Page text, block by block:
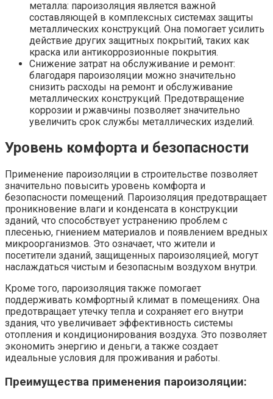
металла: пароизоляция является важной
составляющей в комплексных системах защиты
металлических конструкций. Она помогает усилить
действие других защитных покрытий, таких как
краска или антикоррозионные покрытия.
Снижение затрат на обслуживание и ремонт:
благодаря пароизоляции можно значительно
снизить расходы на ремонт и обслуживание
металлических конструкций. Предотвращение
коррозии и ржавчины позволяет значительно
увеличить срок службы металлических изделий.
Уровень комфорта и безопасности
Применение пароизоляции в строительстве позволяет
значительно повысить уровень комфорта и
безопасности помещений. Пароизоляция предотвращает
проникновение влаги и конденсата в конструкции
зданий, что способствует устранению проблем с
плесенью, гниением материалов и появлением вредных
микроорганизмов. Это означает, что жители и
посетители зданий, защищенных пароизоляцией, могут
наслаждаться чистым и безопасным воздухом внутри.
Кроме того, пароизоляция также помогает
поддерживать комфортный климат в помещениях. Она
предотвращает утечку тепла и сохраняет его внутри
здания, что увеличивает эффективность системы
отопления и кондиционирования воздуха. Это позволяет
экономить энергию и деньги, а также создает
идеальные условия для проживания и работы.
Преимущества применения пароизоляции: